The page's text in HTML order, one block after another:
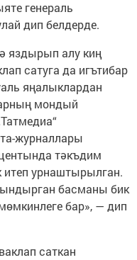
генераль
дип белдерде.
яздырып алу киң
сатуга да игътибар
яңалыклардан
мондый
журналлары
тәкъдим
итеп урнаштырылган.
басманы бик
бар», — дип
саткан